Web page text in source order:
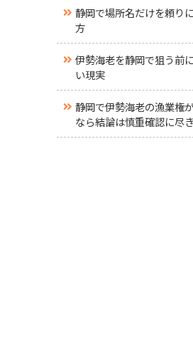
静岡で場所名だけを頼り
方
伊勢海老を静岡で狙う前
い現実
静岡で伊勢海老の漁業権
なら結論は慎重確認に尽